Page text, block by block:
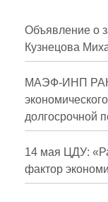
Публикации
Научная
О
Объявление о
Кузнецова
МАЭФ-ИНП РАН:
долгосрочной
14 мая ЦДУ:
фактор